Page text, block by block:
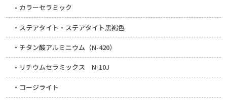
カラーセラミック
ステアタイト・ステアタイト黒褐色
チタン酸アルミニウム（N-420）
リチウムセラミックス N-10J
コージライト